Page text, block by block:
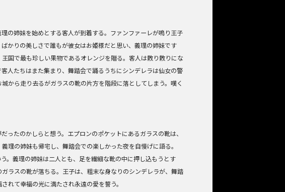
の姉妹を始めとする客人が到着する。ファンファーレが鳴り王子
かりの美しさで誰もが彼女はお姫様だと思い、義理の姉妹です
国で最も珍しい果物であるオレンジを贈る。客人は散り散りにな
人たちはまた集まり、舞踏会で踊るうちにシンデレラは仙女の警
から走り去るがガラスの靴の片方を階段に落としてしまう。嘆く
ったのかしらと想う。エプロンのポケットにあるガラスの靴は、
理の姉妹も帰宅し、舞踏会での楽しかった夜を自慢げに語る。
。義理の姉妹は二人とも、足を繊細な靴の中に押し込もうとす
ラスの靴が落ちる。王子は、粗末な身なりのシンデレラが、舞踏
れて幸福の光に満たされ永遠の愛を誓う。